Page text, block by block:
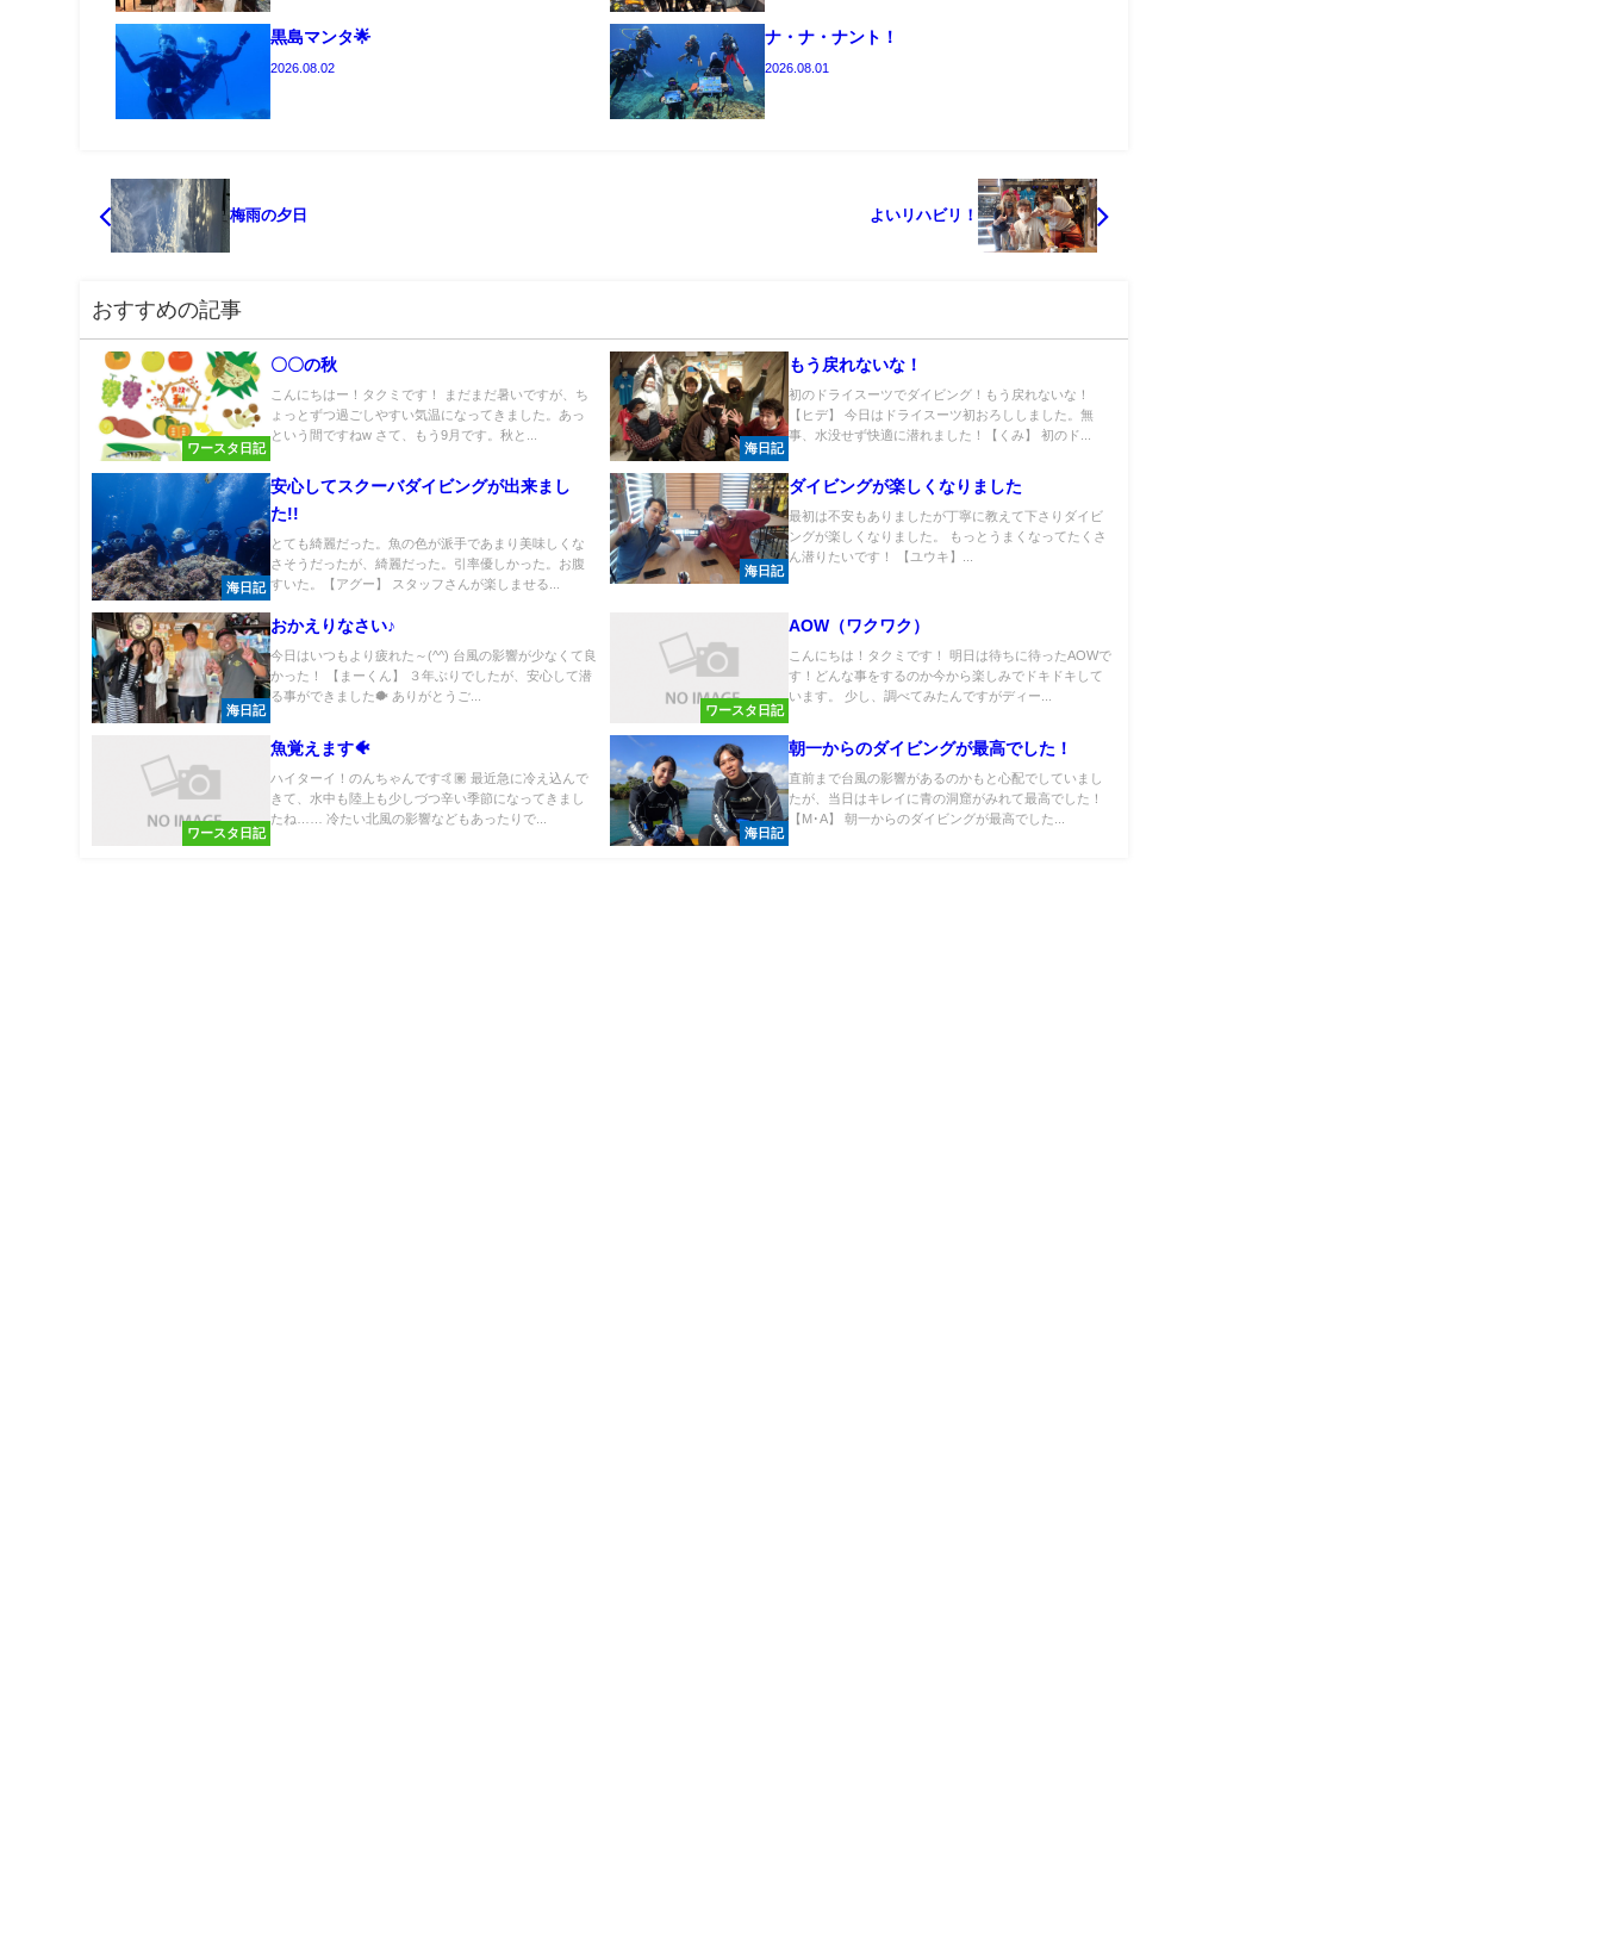
黒島マンタ🌟
2026.08.02
ナ・ナ・ナント！
2026.08.01
梅雨の夕日 よいリハビリ！
おすすめの記事
ワースタ日記
〇〇の秋
こんにちはー！タクミです！ まだまだ暑いですが、ち
ょっとずつ過ごしやすい気温になってきました。あっ
という間ですねw さて、もう9月です。秋と...
海日記
もう戻れないな！
初のドライスーツでダイビング！もう戻れないな！
【ヒデ】 今日はドライスーツ初おろししました。無
事、水没せず快適に潜れました！【くみ】 初のド...
海日記
安心してスクーバダイビングが出来まし
た!!
とても綺麗だった。魚の色が派手であまり美味しくな
さそうだったが、綺麗だった。引率優しかった。お腹
すいた。【アグー】 スタッフさんが楽しませる...
海日記
ダイビングが楽しくなりました
最初は不安もありましたが丁寧に教えて下さりダイビ
ングが楽しくなりました。 もっとうまくなってたくさ
ん潜りたいです！ 【ユウキ】...
海日記
おかえりなさい♪
今日はいつもより疲れた～(^^) 台風の影響が少なくて良
かった！ 【まーくん】 ３年ぶりでしたが、安心して潜
る事ができました🐡 ありがとうご...
ワースタ日記
AOW（ワクワク）
こんにちは！タクミです！ 明日は待ちに待ったAOWで
す！どんな事をするのか今から楽しみでドキドキして
います。 少し、調べてみたんですがディー...
ワースタ日記
魚覚えます🐠
ハイターイ！のんちゃんです🤙🏽 最近急に冷え込んで
きて、水中も陸上も少しづつ辛い季節になってきまし
たね…… 冷たい北風の影響などもあったりで...
海日記
朝一からのダイビングが最高でした！
直前まで台風の影響があるのかもと心配でしていまし
たが、当日はキレイに青の洞窟がみれて最高でした！
【M･A】 朝一からのダイビングが最高でした...